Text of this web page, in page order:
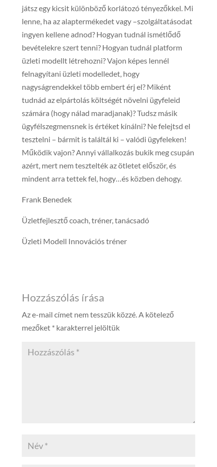
játsz egy kicsit különböző korlátozó tényezőkkel. Mi
lenne, ha az alaptermékedet vagy –szolgáltatásodat
ingyen kellene adnod? Hogyan tudnál ismétlődő
bevételekre szert tenni? Hogyan tudnál platform
üzleti modellt létrehozni? Vajon képes lennél
felnagyítani üzleti modelledet, hogy
nagyságrendekkel több embert érj el? Miként
tudnád az elpártolás költségét növelni ügyfeleid
számára (hogy nálad maradjanak)? Tudsz másik
ügyfélszegmensnek is értéket kínálni? Ne felejtsd el
tesztelni – bármit is találtál ki – valódi ügyfeleken!
Működik vajon? Annyi vállalkozás bukik meg csupán
azért, mert nem tesztelték az ötletet először, és
mindent arra tettek fel, hogy…és közben dehogy.
Frank Benedek
Üzletfejlesztő coach, tréner, tanácsadó
Üzleti Modell Innovációs tréner
Hozzászólás írása
Az e-mail címet nem tesszük közzé. A kötelező
mezőket *karakterrel jelöltük